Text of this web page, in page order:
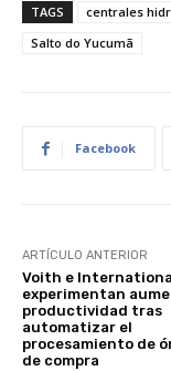
TAGS
centrales
Salto do Yucumã
Facebook
ARTÍCULO ANTERIOR
Voith e
experimentan
productividad tras
automatizar el
procesamiento de
de compra